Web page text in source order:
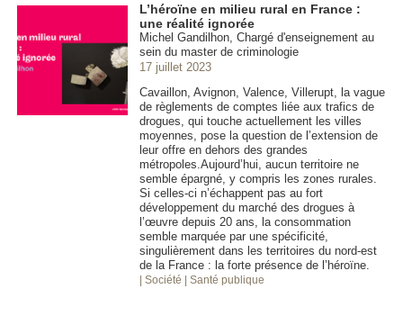
L’héroïne en milieu rural en France :
une réalité ignorée
Michel Gandilhon, Chargé d'enseignement au
sein du master de criminologie
17 juillet 2023
Cavaillon, Avignon, Valence, Villerupt, la vague
de règlements de comptes liée aux trafics de
drogues, qui touche actuellement les villes
moyennes, pose la question de l’extension de
leur offre en dehors des grandes
métropoles.Aujourd’hui, aucun territoire ne
semble épargné, y compris les zones rurales.
Si celles-ci n’échappent pas au fort
développement du marché des drogues à
l’œuvre depuis 20 ans, la consommation
semble marquée par une spécificité,
singulièrement dans les territoires du nord-est
de la France : la forte présence de l’héroïne.
| Société | Santé publique